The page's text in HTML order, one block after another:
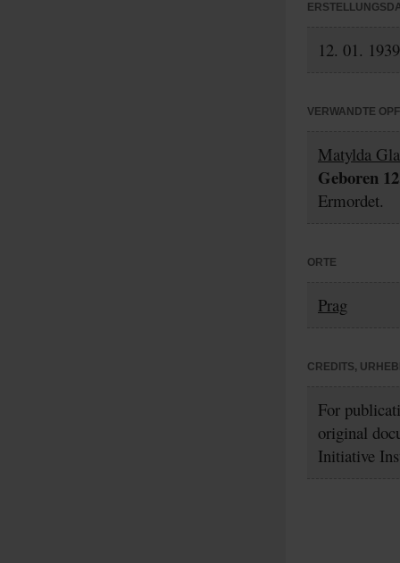
12. 01. 1939
VERWANDTE
Matylda
Geboren
Ermordet.
ORTE
Prag
CREDITS,
For
original
Initiative